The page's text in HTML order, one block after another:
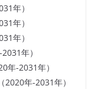
年）
年）
年）
年）
年-2031年）
年-2031年）